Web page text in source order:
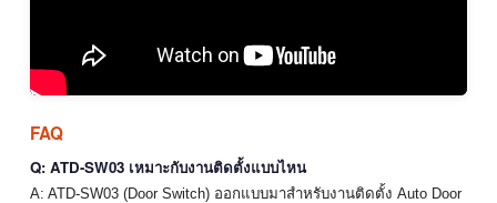
FAQ
Q: ATD-SW03 เหมาะกับงานติดตั้งแบบไหน
A: ATD-SW03 (Door Switch) ออกแบบมาสำหรับงานติดตั้ง Auto Door